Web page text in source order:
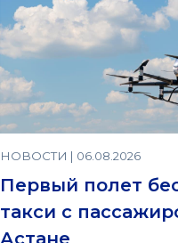
НОВОСТИ | 06.08.2026
Первый полет
такси с